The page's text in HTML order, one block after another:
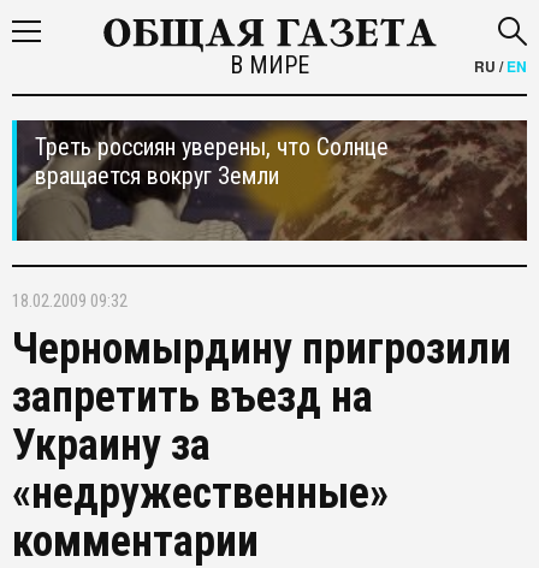
В МИРЕ RU /EN
Треть россиян уверены, что Солнце
вращается вокруг Земли
18.02.2009 09:32
Черномырдину пригрозили
запретить въезд на
Украину за
«недружественные»
комментарии